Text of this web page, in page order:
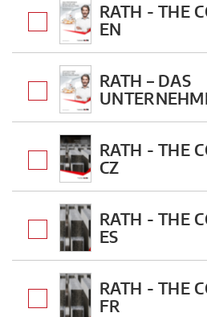
RATH - THE
EN
RATH – DAS
RATH - THE
CZ
RATH - THE
ES
RATH - THE
FR